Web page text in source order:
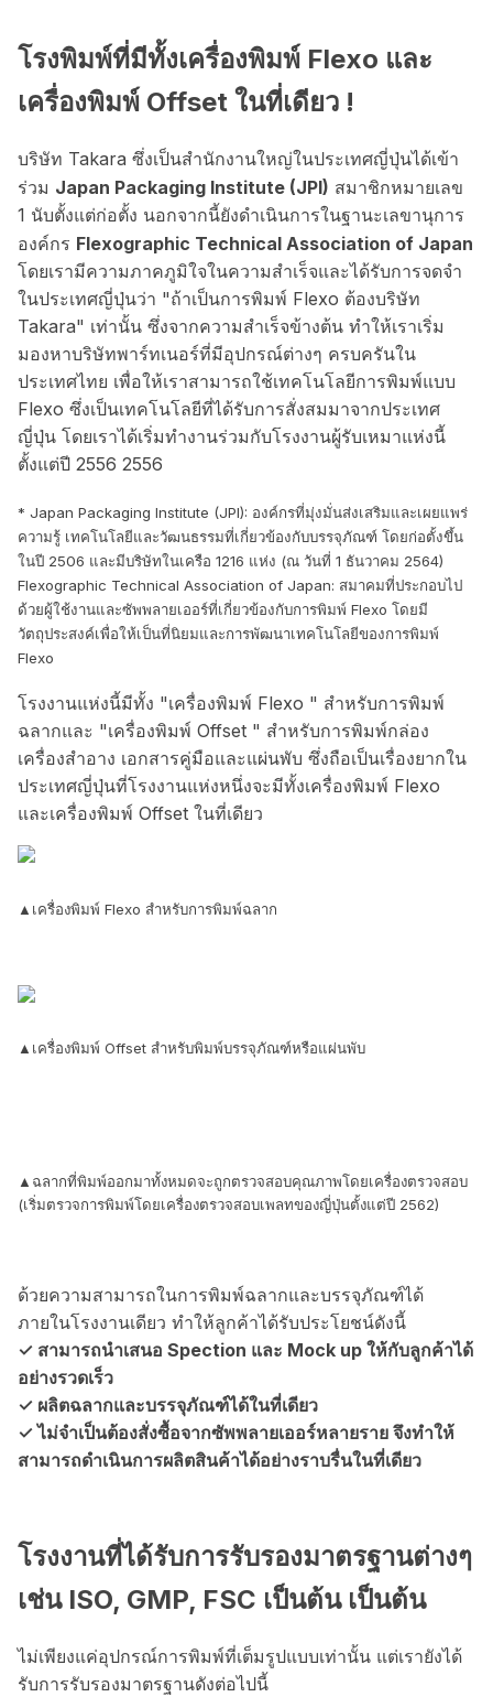
โรงพิมพ์ที่มีทั้งเครื่องพิมพ์ Flexo และ
เครื่องพิมพ์ Offset ในที่เดียว !
บริษัท Takara ซึ่งเป็นสำนักงานใหญ่ในประเทศญี่ปุ่นได้เข้า
ร่วม Japan Packaging Institute (JPI) สมาชิกหมายเลข
1 นับตั้งแต่ก่อตั้ง นอกจากนี้ยังดำเนินการในฐานะเลขานุการ
องค์กร Flexographic Technical Association of Japan
โดยเรามีความภาคภูมิใจในความสำเร็จและได้รับการจดจำ
ในประเทศญี่ปุ่นว่า "ถ้าเป็นการพิมพ์ Flexo ต้องบริษัท
Takara" เท่านั้น ซึ่งจากความสำเร็จข้างต้น ทำให้เราเริ่ม
มองหาบริษัทพาร์ทเนอร์ที่มีอุปกรณ์ต่างๆ ครบครันใน
ประเทศไทย เพื่อให้เราสามารถใช้เทคโนโลยีการพิมพ์แบบ
Flexo ซึ่งเป็นเทคโนโลยีที่ได้รับการสั่งสมมาจากประเทศ
ญี่ปุ่น โดยเราได้เริ่มทำงานร่วมกับโรงงานผู้รับเหมาแห่งนี้
ตั้งแต่ปี 2556 2556
* Japan Packaging Institute (JPI): องค์กรที่มุ่งมั่นส่งเสริมและเผยแพร่
ความรู้ เทคโนโลยีและวัฒนธรรมที่เกี่ยวข้องกับบรรจุภัณฑ์ โดยก่อตั้งขึ้น
ในปี 2506 และมีบริษัทในเครือ 1216 แห่ง (ณ วันที่ 1 ธันวาคม 2564)
Flexographic Technical Association of Japan: สมาคมที่ประกอบไป
ด้วยผู้ใช้งานและซัพพลายเออร์ที่เกี่ยวข้องกับการพิมพ์ Flexo โดยมี
วัตถุประสงค์เพื่อให้เป็นที่นิยมและการพัฒนาเทคโนโลยีของการพิมพ์
Flexo
โรงงานแห่งนี้มีทั้ง "เครื่องพิมพ์ Flexo " สำหรับการพิมพ์
ฉลากและ "เครื่องพิมพ์ Offset " สำหรับการพิมพ์กล่อง
เครื่องสำอาง เอกสารคู่มือและแผ่นพับ ซึ่งถือเป็นเรื่องยากใน
ประเทศญี่ปุ่นที่โรงงานแห่งหนึ่งจะมีทั้งเครื่องพิมพ์ Flexo
และเครื่องพิมพ์ Offset ในที่เดียว
▲เครื่องพิมพ์ Flexo สำหรับการพิมพ์ฉลาก
▲เครื่องพิมพ์ Offset สำหรับพิมพ์บรรจุภัณฑ์หรือแผ่นพับ
▲ฉลากที่พิมพ์ออกมาทั้งหมดจะถูกตรวจสอบคุณภาพโดยเครื่องตรวจสอบ
(เริ่มตรวจการพิมพ์โดยเครื่องตรวจสอบเพลทของญี่ปุ่นตั้งแต่ปี 2562)
ด้วยความสามารถในการพิมพ์ฉลากและบรรจุภัณฑ์ได้
ภายในโรงงานเดียว ทำให้ลูกค้าได้รับประโยชน์ดังนี้
✓ สามารถนำเสนอ Spection และ Mock up ให้กับลูกค้าได้
อย่างรวดเร็ว
✓ ผลิตฉลากและบรรจุภัณฑ์ได้ในที่เดียว
✓ ไม่จำเป็นต้องสั่งซื้อจากซัพพลายเออร์หลายราย จึงทำให้
สามารถดำเนินการผลิตสินค้าได้อย่างราบรื่นในที่เดียว
โรงงานที่ได้รับการรับรองมาตรฐานต่างๆ
เช่น ISO, GMP, FSC เป็นต้น เป็นต้น
ไม่เพียงแค่อุปกรณ์การพิมพ์ที่เต็มรูปแบบเท่านั้น แต่เรายังได้
รับการรับรองมาตรฐานดังต่อไปนี้